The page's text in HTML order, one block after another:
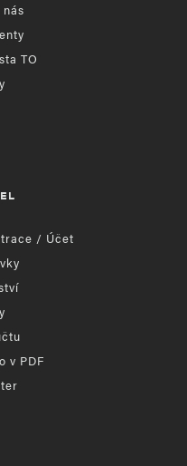
TO
/ Účet
v PDF